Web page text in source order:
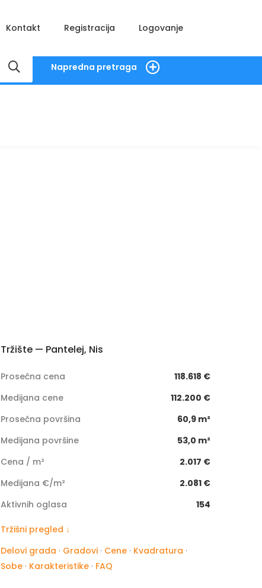
Kontakt Registracija Logovanje
Napredna pretraga
Tržište — Pantelej, Nis
Prosečna cena
118.618 €
Medijana cene
112.200 €
Prosečna površina
60,9 m²
Medijana površine
53,0 m²
Cena / m²
2.017 €
Medijana €/m²
2.081 €
Aktivnih oglasa
154
Tržišni pregled ↓
Delovi grada · Gradovi · Cene · Kvadratura ·
Sobe · Karakteristike · FAQ